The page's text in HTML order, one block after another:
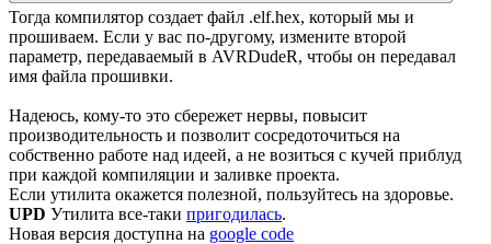
Тогда компилятор создает файл .elf.hex, который мы и
прошиваем. Если у вас по-другому, измените второй
параметр, передаваемый в AVRDudeR, чтобы он передавал
имя файла прошивки.
Надеюсь, кому-то это сбережет нервы, повысит
производительность и позволит сосредоточиться на
собственно работе над идеей, а не возиться с кучей приблуд
при каждой компиляции и заливке проекта.
Если утилита окажется полезной, пользуйтесь на здоровье.
UPD Утилита все-таки пригодилась.
Новая версия доступна на google code